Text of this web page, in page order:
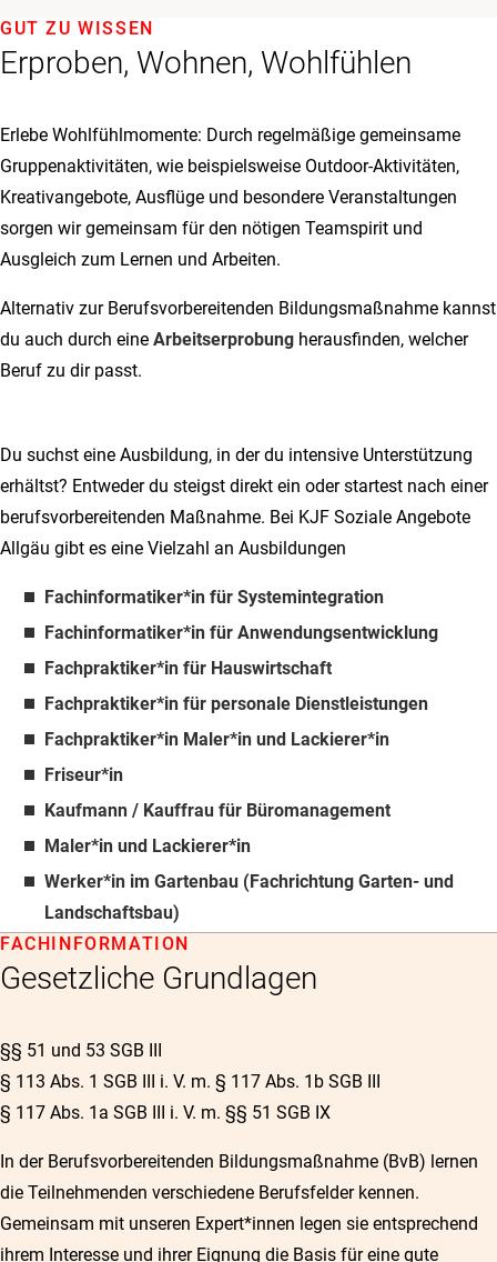
Erproben, Wohnen, Wohlfühlen
GUT ZU WISSEN
Erlebe Wohlfühlmomente: Durch regelmäßige gemeinsame
Gruppenaktivitäten, wie beispielsweise Outdoor-Aktivitäten,
Kreativangebote, Ausflüge und besondere Veranstaltungen
sorgen wir gemeinsam für den nötigen Teamspirit und
Ausgleich zum Lernen und Arbeiten.
Alternativ zur Berufsvorbereitenden Bildungsmaßnahme kannst
du auch durch eine Arbeitserprobung herausfinden, welcher
Beruf zu dir passt.
Du suchst eine Ausbildung, in der du intensive Unterstützung
erhältst? Entweder du steigst direkt ein oder startest nach einer
berufsvorbereitenden Maßnahme. Bei KJF Soziale Angebote
Allgäu gibt es eine Vielzahl an Ausbildungen
Fachinformatiker*in für Systemintegration
Fachinformatiker*in für Anwendungsentwicklung
Fachpraktiker*in für Hauswirtschaft
Fachpraktiker*in für personale Dienstleistungen
Fachpraktiker*in Maler*in und Lackierer*in
Friseur*in
Kaufmann / Kauffrau für Büromanagement
Maler*in und Lackierer*in
Werker*in im Gartenbau (Fachrichtung Garten- und
Landschaftsbau)
Gesetzliche Grundlagen
FACHINFORMATION
§§ 51 und 53 SGB III
§ 113 Abs. 1 SGB III i. V. m. § 117 Abs. 1b SGB III
§ 117 Abs. 1a SGB III i. V. m. §§ 51 SGB IX
In der Berufsvorbereitenden Bildungsmaßnahme (BvB) lernen
die Teilnehmenden verschiedene Berufsfelder kennen.
Gemeinsam mit unseren Expert*innen legen sie entsprechend
ihrem Interesse und ihrer Eignung die Basis für eine gute